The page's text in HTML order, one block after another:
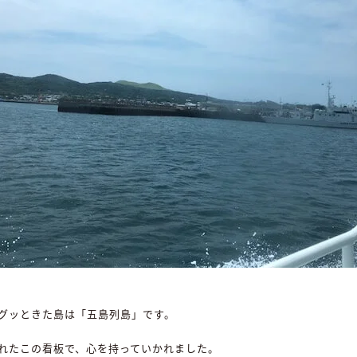
ッときた島は「五島列島」です。
たこの看板で、心を持っていかれました。